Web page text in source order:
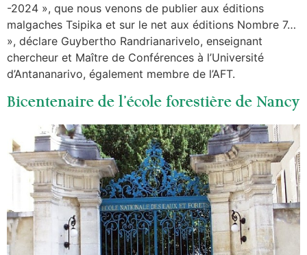
-2024 », que nous venons de publier aux éditions
malgaches Tsipika et sur le net aux éditions Nombre 7…
», déclare Guybertho Randrianarivelo, enseignant
chercheur et Maître de Conférences à l’Université
d’Antananarivo, également membre de l’AFT.
Bicentenaire de l’école forestière de Nancy